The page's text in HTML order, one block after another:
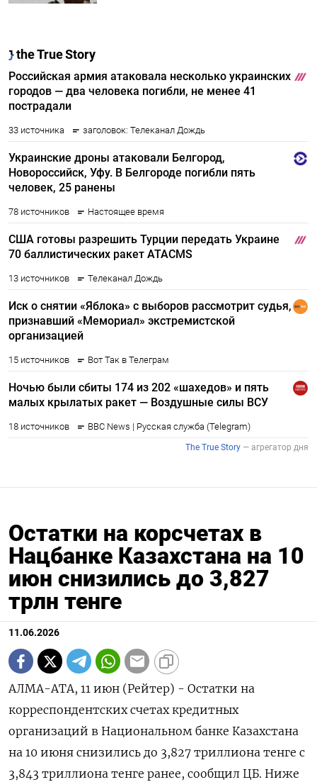
Остатки на корсчетах в
Нацбанке Казахстана на 10
июн снизились до 3,827
трлн тенге
11.06.2026
АЛМА-АТА, 11 июн (Рейтер) - ‌Остатки ​на
корреспондентских счетах ​кредитных ​
организаций ⁠в ‌Национальном ‌банке Казахстана ​
на 10 ‌июня ​снизились до ‌3,827 триллиона тенге ​с ​
3,843 ‌триллиона тенге ​ранее, сообщил ЦБ. Ниже